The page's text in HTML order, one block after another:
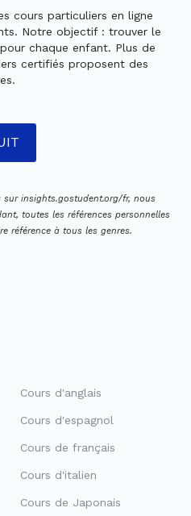
cours particuliers en ligne
Notre objectif : trouver le
chaque enfant. Plus de
certifiés proposent des
insights.gostudent.org/fr, nous
toutes les références personnelles
référence à tous les genres.
Cours d'anglais
Cours d'espagnol
Cours de français
Cours d'italien
Cours de Japonais